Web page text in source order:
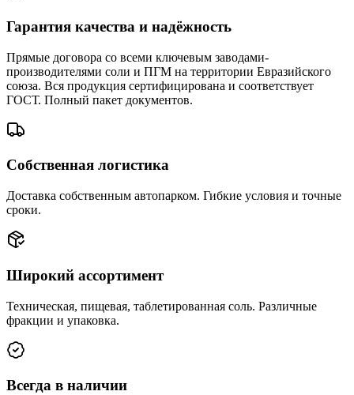
Гарантия качества и надёжность
Прямые договора со всеми ключевым заводами-
производителями соли и ПГМ на территории Евразийского
союза. Вся продукция сертифицирована и соответствует
ГОСТ. Полный пакет документов.
Собственная логистика
Доставка собственным автопарком. Гибкие условия и точные
сроки.
Широкий ассортимент
Техническая, пищевая, таблетированная соль. Различные
фракции и упаковка.
Всегда в наличии